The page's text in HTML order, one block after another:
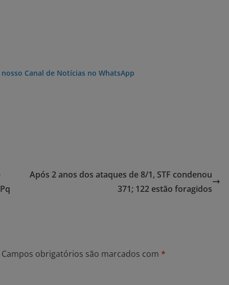
Canal de Notícias no WhatsApp
Após 2 anos dos ataques de 8/1, STF condenou
371; 122 estão foragidos
Campos obrigatórios são marcados com *